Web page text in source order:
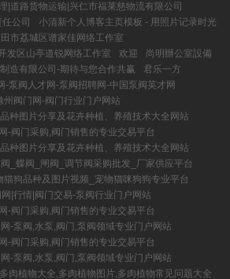
|道路货物运输|兴仁市福莱慈物流有限公司
公司
小清新个人博客主页模板 - 用照片记录时光
市荔城区谱家佳网络工作室
发区山亭道锐网络工作室
欢迎
尚明辦公室設備
造有限公司-期待与您合作共赢
君乐一方
-泵阀人才网-泵阀招聘网-中国泵阀英才网
州阀门网-阀门行业门户网站
种图片分享及花卉种植、养殖技术大全网站
-阀门采购,阀门销售的专业交易平台
种图片分享及花卉种植、养殖技术大全网站
_蝶阀_闸阀_调节阀采购批发_厂家供应平台
猫狗品种及图片视频_宠物猫咪狗狗专业平台
|行情|阀门交易-泵阀行业门户网站
-阀门采购,阀门销售的专业交易平台
-泵阀,水泵,阀门,泵阀领域专业门户网站
-阀门采购,阀门销售的专业交易平台
-泵阀,水泵,阀门,泵阀领域专业门户网站
肉植物大全,多肉植物图片,多肉植物常见问题大全